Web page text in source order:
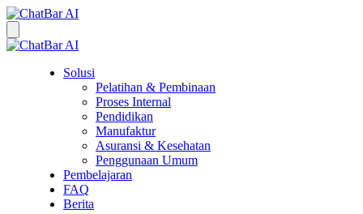
Solusi
Pelatihan & Pembinaan
Proses Internal
Pendidikan
Manufaktur
Asuransi & Kesehatan
Penggunaan Umum
Pembelajaran
FAQ
Berita